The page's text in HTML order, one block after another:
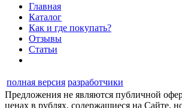
Главная
Каталог
Как и где покупать?
Отзывы
Статьи
полная версия разработчики
Предложения не являются публичной
ценах в рублях, содержащиеся на Сайте,